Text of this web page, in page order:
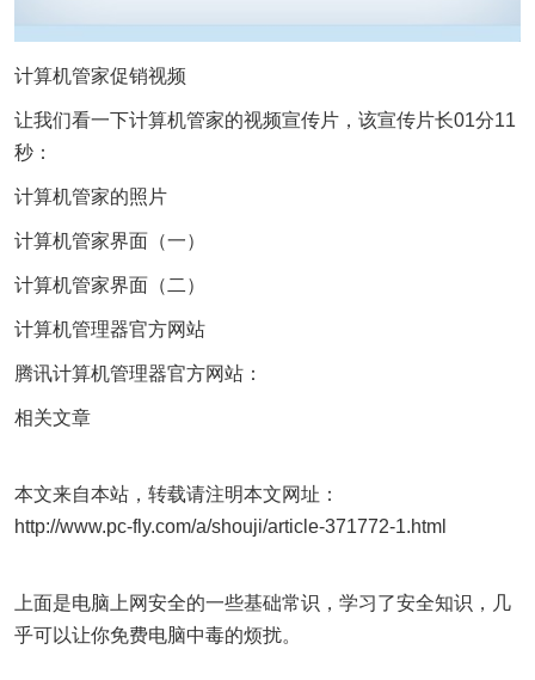
计算机管家促销视频
让我们看一下计算机管家的视频宣传片，该宣传片长01分11
秒：
计算机管家的照片
计算机管家界面（一）
计算机管家界面（二）
计算机管理器官方网站
腾讯计算机管理器官方网站：
相关文章
本文来自本站，转载请注明本文网址：
http://www.pc-fly.com/a/shouji/article-371772-1.html
上面是电脑上网安全的一些基础常识，学习了安全知识，几
乎可以让你免费电脑中毒的烦扰。